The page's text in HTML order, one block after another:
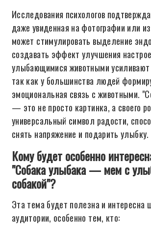
Исследования психологов
даже увиденная на фотографии или
может стимулировать выделение
создавать эффект улучшения
улыбающимися животными
так как у большинства людей
эмоциональная связь с животными.
— это не просто картинка, а своего
универсальный символ радости,
снять напряжение и подарить улыбку.
Кому будет особенно
"Собака улыбака — мем с
собакой"?
Эта тема будет полезна и интересна
аудитории, особенно тем, кто: